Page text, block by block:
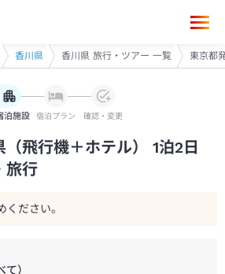
香川県 香川県 旅行・ツアー 一覧 東京都
泊施設 宿泊プラン 確認・変更
飛行機＋ホテル） 1泊2日
旅行
ください。
）